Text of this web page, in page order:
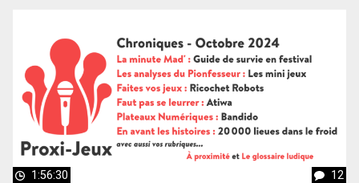
1:56:30 12